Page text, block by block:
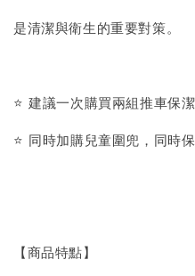
是清潔與衛生的重要對策。
⭐️ 建議一次購買兩組推車保潔
⭐️ 同時加購兒童圍兜，同時
【商品特點】